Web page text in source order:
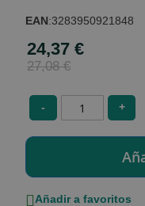
EAN:3283950921848
Special
Price
24,37 €
27,08 €
- +
Añadir a favoritos